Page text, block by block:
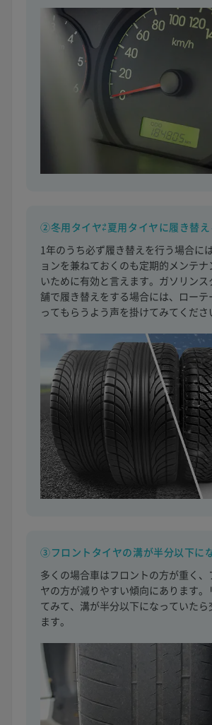
②冬用タイヤ⇄夏用タイヤに履き替え
1年のうち必ず履き替えを行う場合に
ョンを兼ねておくのも定期的メンテ
いために有効と言えます。ガソリン
舗で履き替えをする場合には、ロー
ってもらうよう声を掛けてみてくださ
③フロントタイヤの溝が半分以下に
多くの場合車はフロントの方が重く、
ヤの方が減りやすい傾向にあります。
てみて、溝が半分以下になっていたら
ます。